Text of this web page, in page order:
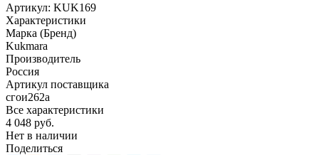
Артикул: KUK169
Характеристики
Марка (Бренд)
Kukmara
Производитель
Россия
Артикул поставщика
сгои262а
Все характеристики
4 048 руб.
Нет в наличии
Поделиться